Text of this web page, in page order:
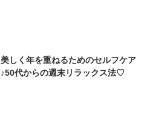
美しく年を重ねるためのセルフケア
♪50代からの週末リラックス法♡